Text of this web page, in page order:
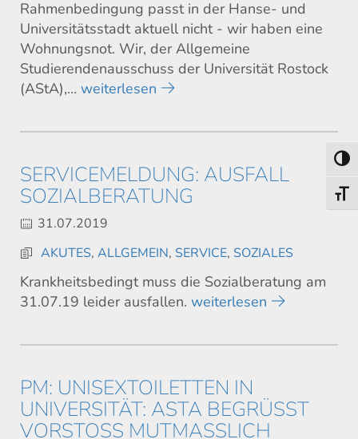
Rahmenbedingung passt in der Hanse- und
Universitätsstadt aktuell nicht - wir haben eine
Wohnungsnot. Wir, der Allgemeine
Studierendenausschuss der Universität Rostock
(AStA),… weiterlesen
SERVICEMELDUNG: AUSFALL
SOZIALBERATUNG
31.07.2019
AKUTES, ALLGEMEIN, SERVICE, SOZIALES
Krankheitsbedingt muss die Sozialberatung am
31.07.19 leider ausfallen. weiterlesen
PM: UNISEXTOILETTEN IN
UNIVERSITÄT: ASTA BEGRÜSST V
ORSTOSS MUTMASSLICH UNI